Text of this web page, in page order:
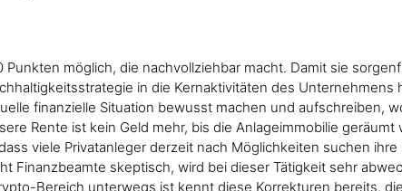
möglich, die nachvollziehbar macht. Damit sie
in die Kernaktivitäten des
finanzielle Situation bewusst machen und aufschreiben,
Rente ist kein Geld mehr, bis die Anlageimmobilie
viele Privatanleger derzeit nach Möglichkeiten suchen ihre
Finanzbeamte skeptisch, wird bei dieser Tätigkeit sehr
Bereich unterwegs ist kennt diese Korrekturen bereits,